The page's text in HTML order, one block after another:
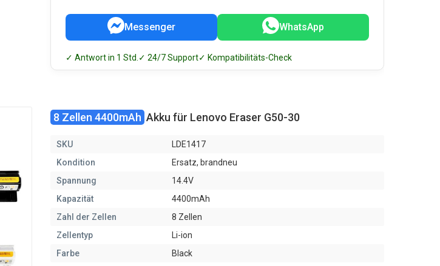
Messenger WhatsApp
✓ Antwort in 1 Std. ✓ 24/7 Support✓ Kompatibilitäts-Check
8 Zellen 4400mAh Akku für Lenovo Eraser G50-30
SKU
LDE1417
Kondition
Ersatz, brandneu
Spannung
14.4V
Kapazität
4400mAh
Zahl der Zellen
8 Zellen
Zellentyp
Li-ion
Farbe
Black